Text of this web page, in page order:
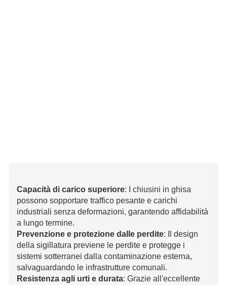
Capacità di carico superiore: I chiusini in ghisa
possono sopportare traffico pesante e carichi
industriali senza deformazioni, garantendo affidabilità
a lungo termine.
Prevenzione e protezione dalle perdite: Il design
della sigillatura previene le perdite e protegge i
sistemi sotterranei dalla contaminazione esterna,
salvaguardando le infrastrutture comunali.
Resistenza agli urti e durata: Grazie all'eccellente